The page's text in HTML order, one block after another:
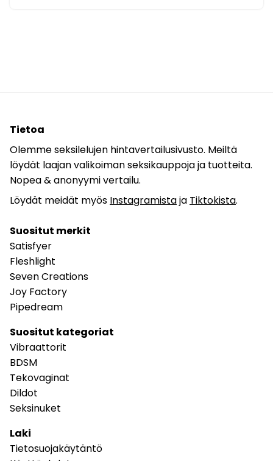
Tietoa
Olemme seksilelujen hintavertailusivusto. Meiltä
löydät laajan valikoiman seksikauppoja ja tuotteita.
Nopea & anonyymi vertailu.
Löydät meidät myös Instagramistaja Tiktokista.
Suositut merkit
Satisfyer
Fleshlight
Seven Creations
Joy Factory
Pipedream
Suositut kategoriat
Vibraattorit
BDSM
Tekovaginat
Dildot
Seksinuket
Laki
Tietosuojakäytäntö